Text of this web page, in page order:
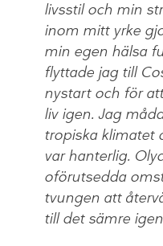
livsstil och min
inom mitt yrke
min egen hälsa
flyttade jag till
nystart och för
liv igen. Jag
tropiska klimatet
var hanterlig.
oförutsedda
tvungen att
till det sämre